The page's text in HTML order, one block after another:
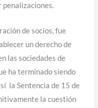
penalizaciones.
de socios, fue
un derecho de
las sociedades de
ha terminado siendo
la Sentencia de 15 de
la cuestión